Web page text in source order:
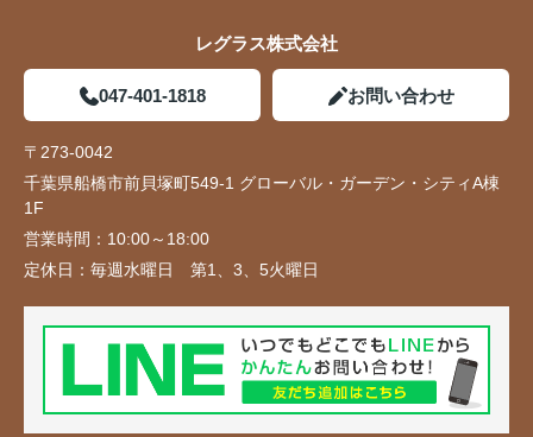
レグラス株式会社
047-401-1818 お問い合わせ
〒273-0042
千葉県船橋市前貝塚町549-1 グローバル・ガーデン・シティA棟
1F
営業時間： 10:00～18:00
定休日： 毎週水曜日 第1、3、5火曜日